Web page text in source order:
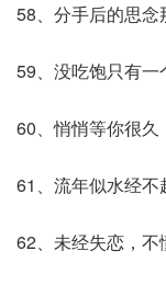
58、分手后的思念
59、没吃饱只有一
60、悄悄等你很久
61、流年似水经不
62、未经失恋，不